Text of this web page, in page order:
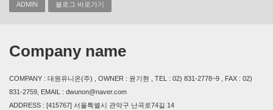
ADMIN 블로그 바로가기
Company name
COMPANY : 대원유니온(주) , OWNER : 윤기현 , TEL : 02) 831-2778~9 , FAX : 02)
831-2759, EMAIL : dwunon@naver.com
ADDRESS : [415767] 서울특별시 관악구 난곡로74길 14